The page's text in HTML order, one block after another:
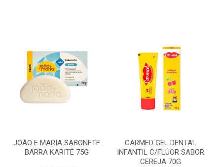
JOÃO E MARIA SABONETE
BARRA KARITÉ 75G
CARMED GEL DENTAL
INFANTIL C/FLÚOR SABOR
CEREJA 70G